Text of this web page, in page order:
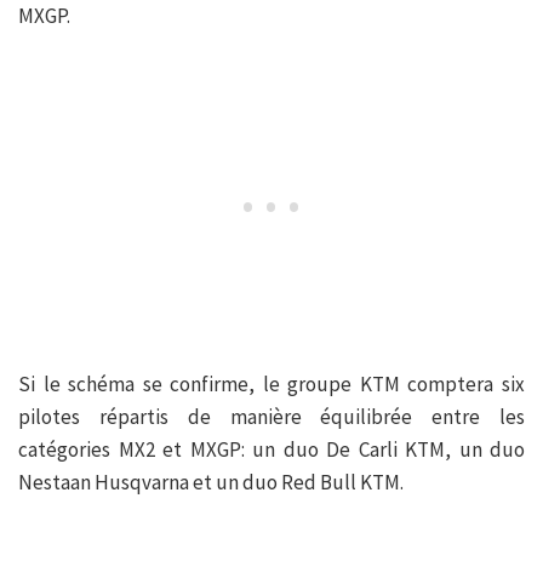
MXGP.
Si le schéma se confirme, le groupe KTM comptera six
pilotes répartis de manière équilibrée entre les
catégories MX2 et MXGP: un duo De Carli KTM, un duo
Nestaan Husqvarna et un duo Red Bull KTM.